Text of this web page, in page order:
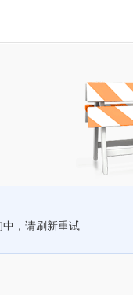
中，请刷新重试